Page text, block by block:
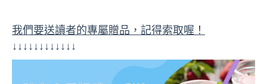
我們要送讀者的專屬贈品，記得索取喔！
↓↓↓↓↓↓↓↓↓↓↓↓